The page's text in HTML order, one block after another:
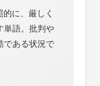
に、厳しく
単語。批判や
である状況で